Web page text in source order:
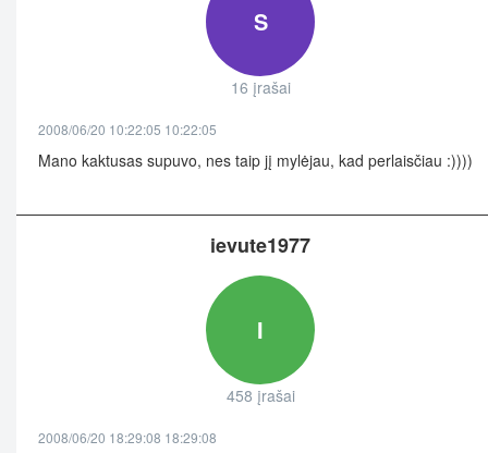
S
16 įrašai
2008/06/20 10:22:05 10:22:05
Mano kaktusas supuvo, nes taip jį mylėjau, kad perlaisčiau :))))
ievute1977
I
458 įrašai
2008/06/20 18:29:08 18:29:08